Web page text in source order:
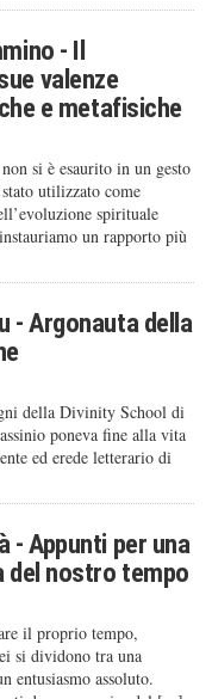
- Il
valenze
e metafisiche
si è esaurito in un gesto
utilizzato come
spirituale
un rapporto più
- Argonauta della
della Divinity School di
poneva fine alla vita
ed erede letterario di
- Appunti per una
nostro tempo
il proprio tempo,
si dividono tra una
entusiasmo assoluto.